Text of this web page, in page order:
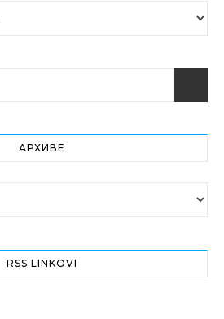
АРХИВЕ
RSS LINKOVI